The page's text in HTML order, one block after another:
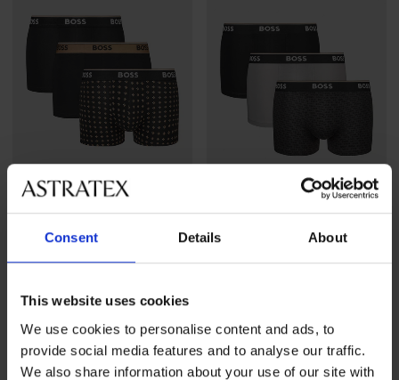
Consent Details About
This website uses cookies
We use cookies to personalise content and ads, to
provide social media features and to analyse our traffic.
We also share information about your use of our site with
PREMIUM
Desig
48,99 €
PREMIUM
48,99 €